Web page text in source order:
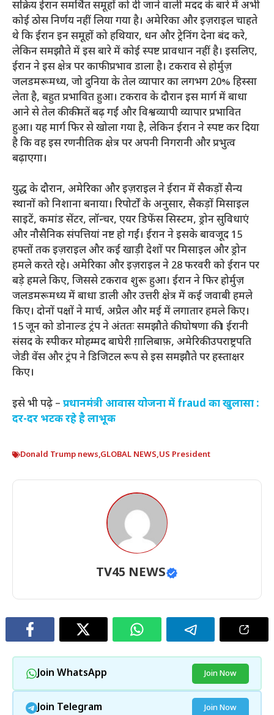
सक्रिय ईरान समर्थित समूहों को दी जाने वाली मदद के बारे में अभी
कोई ठोस निर्णय नहीं लिया गया है। अमेरिका और इज़राइल चाहते
थे कि ईरान इन समूहों को हथियार, धन और ट्रेनिंग देना बंद करे,
लेकिन समझौते में इस बारे में कोई स्पष्ट प्रावधान नहीं है। इसलिए,
ईरान ने इस क्षेत्र पर काफी प्रभाव डाला है। टकराव से होर्मुज़
जलडमरूमध्य, जो दुनिया के तेल व्यापार का लगभग 20% हिस्सा
लेता है, बहुत प्रभावित हुआ। टकराव के दौरान इस मार्ग में बाधा
आने से तेल की कीमतें बढ़ गईं और विश्वव्यापी व्यापार प्रभावित
हुआ। यह मार्ग फिर से खोला गया है, लेकिन ईरान ने स्पष्ट कर दिया
है कि वह इस रणनीतिक क्षेत्र पर अपनी निगरानी और प्रभुत्व
बढ़ाएगा।
युद्ध के दौरान, अमेरिका और इज़राइल ने ईरान में सैकड़ों सैन्य
स्थानों को निशाना बनाया। रिपोर्टों के अनुसार, सैकड़ों मिसाइल
साइटें, कमांड सेंटर, लॉन्चर, एयर डिफेंस सिस्टम, ड्रोन सुविधाएं
और नौसैनिक संपत्तियां नष्ट हो गईं। ईरान ने इसके बावजूद 15
हफ्तों तक इज़राइल और कई खाड़ी देशों पर मिसाइल और ड्रोन
हमले करते रहे। अमेरिका और इज़राइल ने 28 फरवरी को ईरान पर
बड़े हमले किए, जिससे टकराव शुरू हुआ। ईरान ने फिर होर्मुज़
जलडमरूमध्य में बाधा डाली और उत्तरी क्षेत्र में कई जवाबी हमले
किए। दोनों पक्षों ने मार्च, अप्रैल और मई में लगातार हमले किए।
15 जून को डोनाल्ड ट्रंप ने अंततः समझौते की घोषणा की। ईरानी
संसद के स्पीकर मोहम्मद बाघेरी ग़ालिबाफ़, अमेरिकी उपराष्ट्रपति
जेडी वेंस और ट्रंप ने डिजिटल रूप से इस समझौते पर हस्ताक्षर
किए।
इसे भी पढ़े – प्रधानमंत्री आवास योजना में fraud का खुलासा :
दर-दर भटक रहे है लाभूक
Donald Trump news,GLOBAL NEWS,US President
TV45 NEWS
Join WhatsApp Join Now
Join Telegram Join Now